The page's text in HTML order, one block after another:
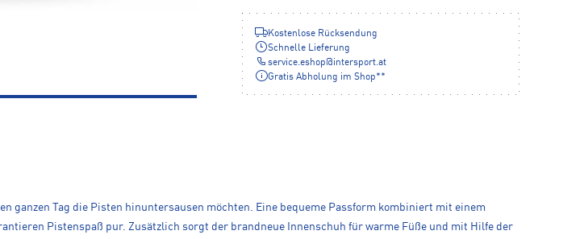
Kostenlose Rücksendung
Schnelle Lieferung
service.eshop@intersport.at
Gratis Abholung im Shop**
ganzen Tag die Pisten hinuntersausen möchten. Eine bequeme Passform kombiniert mit einem
Pistenspaß pur. Zusätzlich sorgt der brandneue Innenschuh für warme Füße und mit Hilfe der